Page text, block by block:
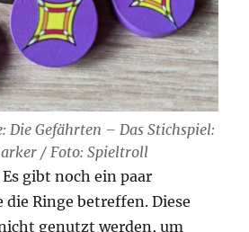
Die Gefährten – Das Stichspiel:
/ Foto: Spieltroll
gibt noch ein paar
die Ringe betreffen. Diese
genutzt werden, um